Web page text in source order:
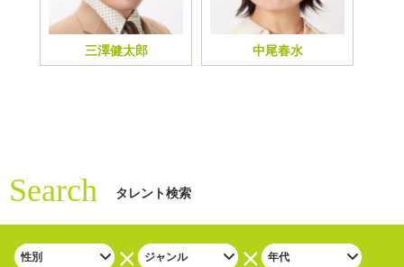
三澤健太郎 中尾春水
Search タレント検索